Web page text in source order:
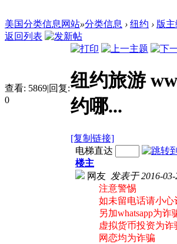
美国分类信息网站»分类信息 › 纽约 › 版
返回列表
查看: 5869|回复:
0
纽约旅游
约哪...
[复制链接]
电梯直达
楼主
网友 发表于 2016-03-
注意警惕
如未留电话请小心
另加whatsapp为诈
虚拟货币投资为诈
网恋均为诈骗